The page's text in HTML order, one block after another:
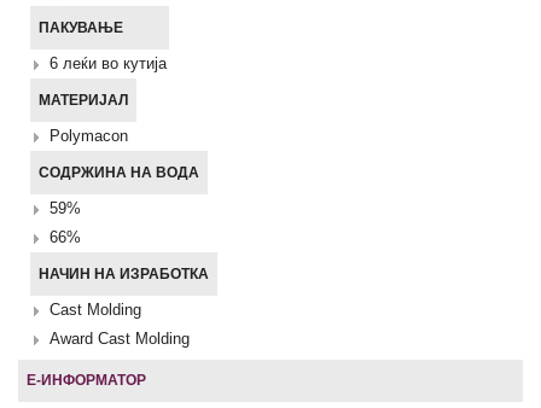
ПАКУВАЊЕ
6 леќи во кутија
МАТЕРИЈАЛ
Polymacon
СОДРЖИНА НА ВОДА
59%
66%
НАЧИН НА ИЗРАБОТКА
Cast Molding
Award Cast Molding
Е-ИНФОРМАТОР